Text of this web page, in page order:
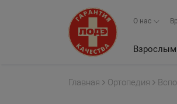
О нас
Взрослым
Главная Ортопедия